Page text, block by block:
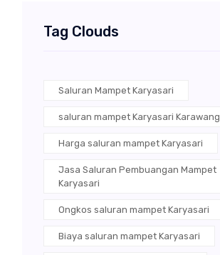
Tag Clouds
Saluran Mampet Karyasari
saluran mampet Karyasari Karawang
Harga saluran mampet Karyasari
Jasa Saluran Pembuangan Mampet
Karyasari
Ongkos saluran mampet Karyasari
Biaya saluran mampet Karyasari